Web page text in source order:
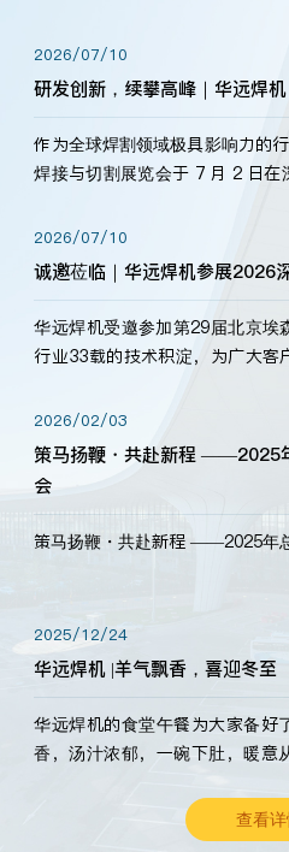
2026/07/10
研发创新，续攀高峰｜华远焊
作为全球焊割领域极具影响力的
焊接与切割展览会于 7 月 2 日在
标准，持之以恒研发新产品、新
海内外客户为目睹公司发布的新
2026/07/10
诚邀莅临｜华远焊机参展2026
华远焊机受邀参加第29届北京埃
行业33载的技术积淀，为广大客
2026/02/03
策马扬鞭・共赴新程 ——2025
会
策马扬鞭・共赴新程 ——2025年
2025/12/24
华远焊机 |羊气飘香，喜迎冬至
华远焊机的食堂午餐为大家备好
香，汤汁浓郁，一碗下肚，暖意
查看